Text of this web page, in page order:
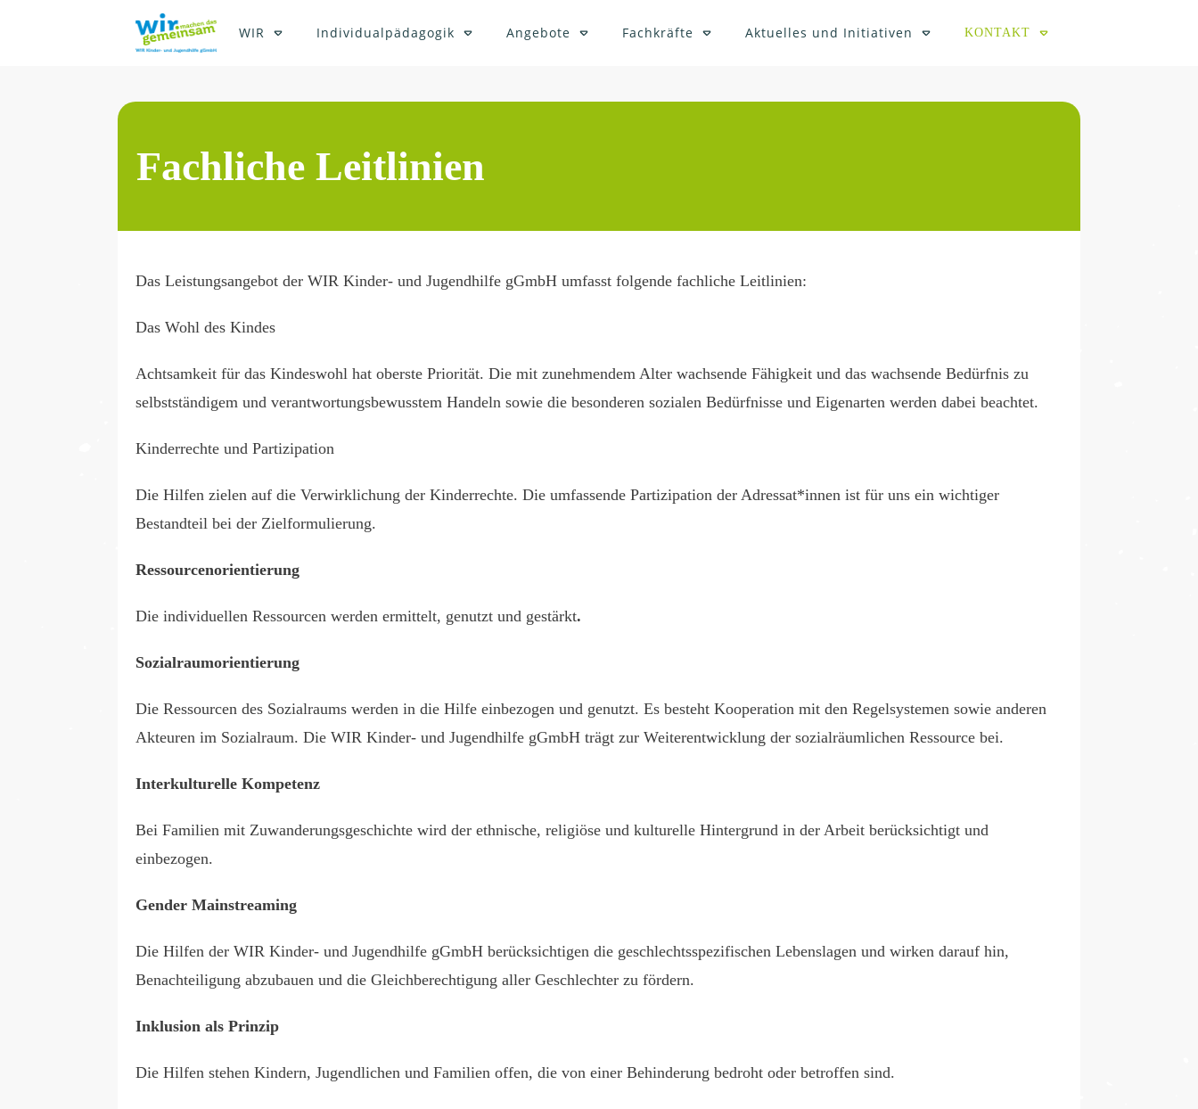
WIR Individualpädagogik Angebote Fachkräfte Aktuelles und Initiativen KONTAKT
Fachliche Leitlinien
Das Leistungsangebot der WIR Kinder- und Jugendhilfe gGmbH umfasst folgende fachliche Leitlinien:
Das Wohl des Kindes
Achtsamkeit für das Kindeswohl hat oberste Priorität. Die mit zunehmendem Alter wachsende Fähigkeit und das wachsende Bedürfnis zu
selbstständigem und verantwortungsbewusstem Handeln sowie die besonderen sozialen Bedürfnisse und Eigenarten werden dabei beachtet.
Kinderrechte und Partizipation
Die Hilfen zielen auf die Verwirklichung der Kinderrechte. Die umfassende Partizipation der Adressat*innen ist für uns ein wichtiger
Bestandteil bei der Zielformulierung.
Ressourcenorientierung
Die individuellen Ressourcen werden ermittelt, genutzt und gestärkt.
Sozialraumorientierung
Die Ressourcen des Sozialraums werden in die Hilfe einbezogen und genutzt. Es besteht Kooperation mit den Regelsystemen sowie anderen
Akteuren im Sozialraum. Die WIR Kinder- und Jugendhilfe gGmbH trägt zur Weiterentwicklung der sozialräumlichen Ressource bei.
Interkulturelle Kompetenz
Bei Familien mit Zuwanderungsgeschichte wird der ethnische, religiöse und kulturelle Hintergrund in der Arbeit berücksichtigt und
einbezogen.
Gender Mainstreaming
Die Hilfen der WIR Kinder- und Jugendhilfe gGmbH berücksichtigen die geschlechtsspezifischen Lebenslagen und wirken darauf hin,
Benachteiligung abzubauen und die Gleichberechtigung aller Geschlechter zu fördern.
Inklusion als Prinzip
Die Hilfen stehen Kindern, Jugendlichen und Familien offen, die von einer Behinderung bedroht oder betroffen sind.